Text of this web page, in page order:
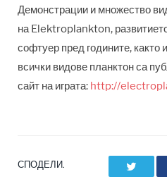
Демонстрации и множество
на Elektroplankton,
софтуер пред годините, както
всички видове планктон са
сайт на играта: http://
СПОДЕЛИ.